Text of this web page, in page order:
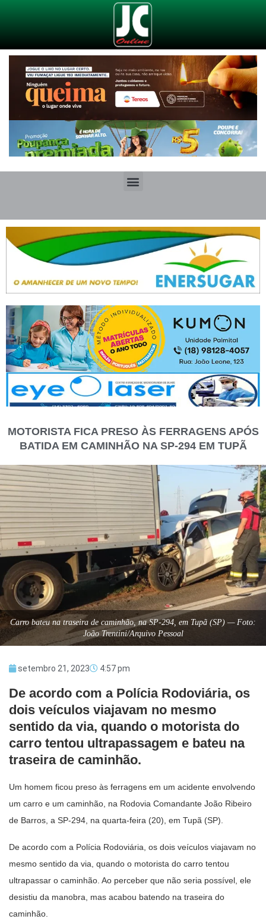
MOTORISTA FICA PRESO ÀS FERRAGENS APÓS
BATIDA EM CAMINHÃO NA SP-294 EM TUPÃ
Carro bateu na traseira de caminhão, na SP-294, em Tupã (SP) — Foto:
João Trentini/Arquivo Pessoal
setembro 21, 2023 4:57 pm
De acordo com a Polícia Rodoviária, os
dois veículos viajavam no mesmo
sentido da via, quando o motorista do
carro tentou ultrapassagem e bateu na
traseira de caminhão.
Um homem ficou preso às ferragens em um acidente envolvendo
um carro e um caminhão, na Rodovia Comandante João Ribeiro
de Barros, a SP-294, na quarta-feira (20), em Tupã (SP).
De acordo com a Polícia Rodoviária, os dois veículos viajavam no
mesmo sentido da via, quando o motorista do carro tentou
ultrapassar o caminhão. Ao perceber que não seria possível, ele
desistiu da manobra, mas acabou batendo na traseira do
caminhão.